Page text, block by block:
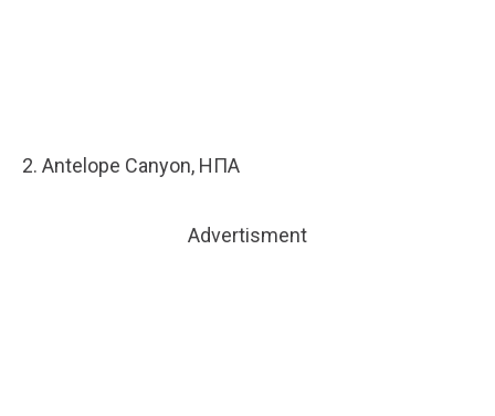
2. Antelope Canyon, ΗΠΑ
Advertisment